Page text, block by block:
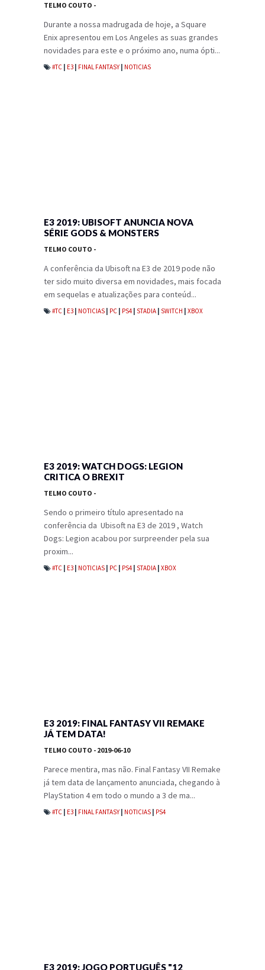
TELMO COUTO -
Durante a nossa madrugada de hoje, a Square
Enix apresentou em Los Angeles as suas grandes
novidades para este e o próximo ano, numa ópti...
#TC E3 FINAL FANTASY NOTICIAS
E3 2019: UBISOFT ANUNCIA NOVA
SÉRIE GODS & MONSTERS
TELMO COUTO -
A conferência da Ubisoft na E3 de 2019 pode não
ter sido muito diversa em novidades, mais focada
em sequelas e atualizações para conteúd...
#TC E3 NOTICIAS PC PS4 STADIA SWITCH XBOX
E3 2019: WATCH DOGS: LEGION
CRITICA O BREXIT
TELMO COUTO -
Sendo o primeiro título apresentado na
conferência da Ubisoft na E3 de 2019 , Watch
Dogs: Legion acabou por surpreender pela sua
proxim...
#TC E3 NOTICIAS PC PS4 STADIA XBOX
E3 2019: FINAL FANTASY VII REMAKE
JÁ TEM DATA!
TELMO COUTO - 2019-06-10
Parece mentira, mas não. Final Fantasy VII Remake
já tem data de lançamento anunciada, chegando à
PlayStation 4 em todo o mundo a 3 de ma...
#TC E3 FINAL FANTASY NOTICIAS PS4
E3 2019: JOGO PORTUGUÊS "12